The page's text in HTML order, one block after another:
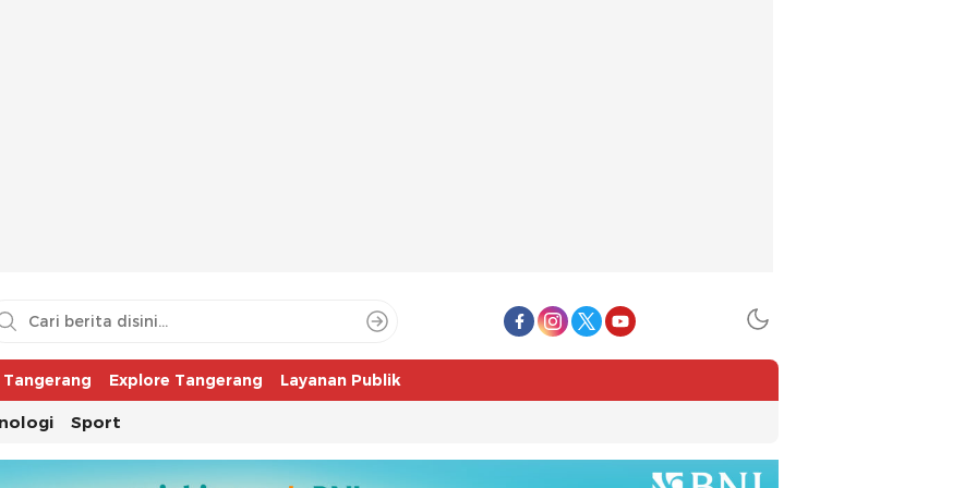
Explore Tangerang Layanan Publik
Sport